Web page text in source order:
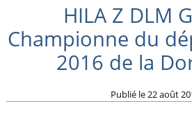
HILA Z DLM
Championne du
2016 de la
Publié le22 août